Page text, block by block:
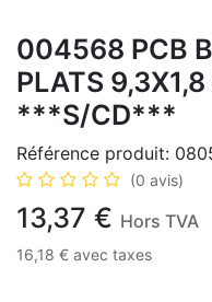
004568 PCB
PLATS
***S/CD***
Référence produit:
(0 avis)
13,37 € Hors TVA
16,18 € avec taxes